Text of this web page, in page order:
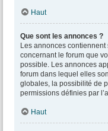
Haut
Que sont les annonces ?
Les annonces
concernant le forum que
possible. Les annonces
forum dans lequel elles
globales, la possibilité de
permissions définies par
Haut